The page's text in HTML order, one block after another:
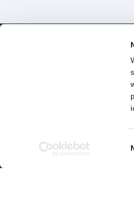
ACTION S.A. -
aspektami
handlową i-serwis.
sklepy sprzedające